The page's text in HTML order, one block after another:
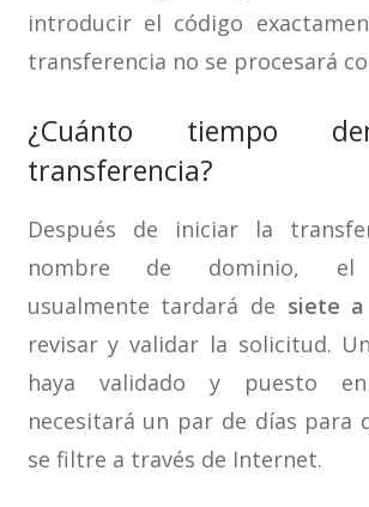
introducir el código
transferencia no se procesará
¿Cuánto tiempo
transferencia?
Después de iniciar la
nombre de dominio, el
usualmente tardará de siete
revisar y validar la solicitud.
haya validado y puesto
necesitará un par de días para
se filtre a través de Internet.